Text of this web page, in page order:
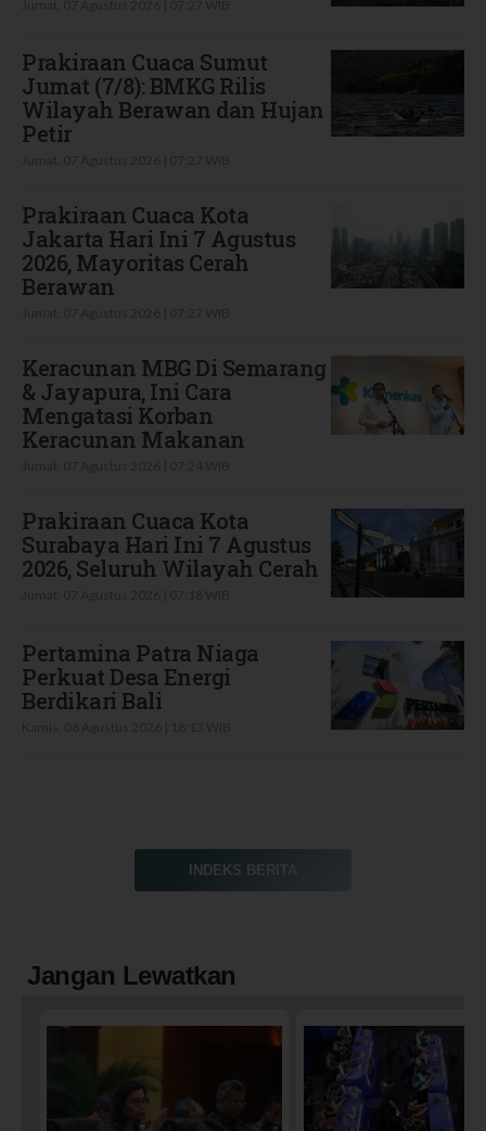
Prakiraan Cuaca Sumut
Jumat (7/8): BMKG Rilis
Wilayah Berawan dan Hujan
Petir
Prakiraan Cuaca Kota
Jakarta Hari Ini 7 Agustus
2026, Mayoritas Cerah
Berawan
Keracunan MBG Di Semarang
& Jayapura, Ini Cara
Mengatasi Korban
Keracunan Makanan
Prakiraan Cuaca Kota
Surabaya Hari Ini 7 Agustus
2026, Seluruh Wilayah Cerah
Pertamina Patra Niaga
Perkuat Desa Energi
Berdikari Bali
INDEKS BERITA
Jangan Lewatkan